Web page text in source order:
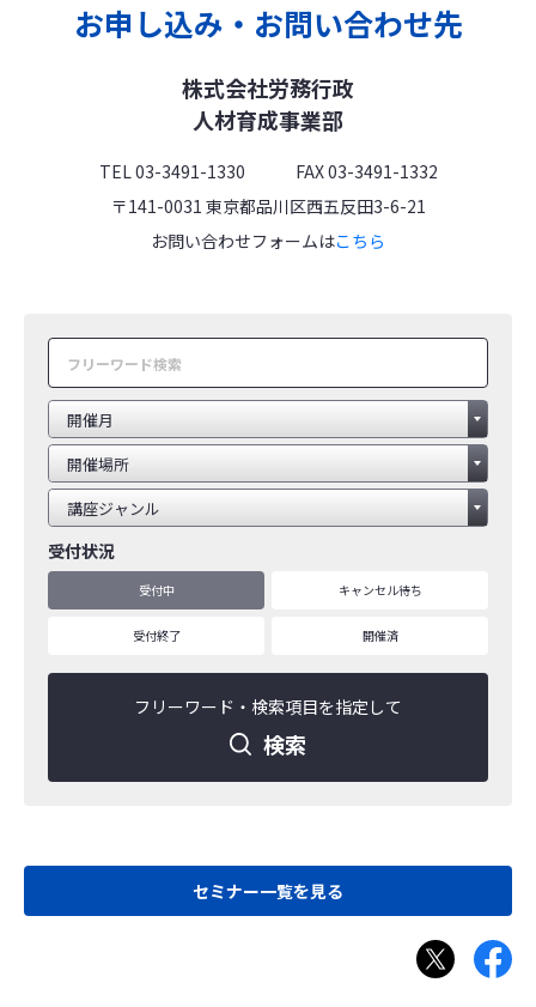
お申し込み・お問い合わせ先
株式会社労務行政
人材育成事業部
TEL 03-3491-1330 FAX 03-3491-1332
〒141-0031 東京都品川区西五反田3-6-21
お問い合わせフォームはこちら
受付状況
受付中 キャンセル待ち
受付終了 開催済
フリーワード・ 検索項目を指定して
検索
セミナー一覧を見る